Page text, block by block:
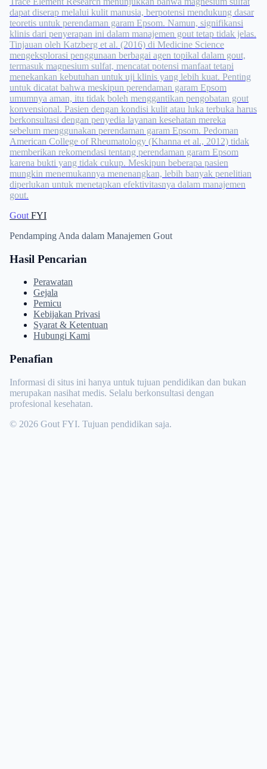
dapat diserap melalui kulit manusia, berpotensi mendukung dasar
teoretis untuk perendaman garam Epsom. Namun, signifikansi
klinis dari penyerapan ini dalam manajemen gout tetap tidak jelas.
Tinjauan oleh Katzberg et al. (2016) di Medicine Science
mengeksplorasi penggunaan berbagai agen topikal dalam gout,
termasuk magnesium sulfat, mencatat potensi manfaat tetapi
menekankan kebutuhan untuk uji klinis yang lebih kuat. Penting
untuk dicatat bahwa meskipun perendaman garam Epsom
umumnya aman, itu tidak boleh menggantikan pengobatan gout
konvensional. Pasien dengan kondisi kulit atau luka terbuka harus
berkonsultasi dengan penyedia layanan kesehatan mereka
sebelum menggunakan perendaman garam Epsom. Pedoman
American College of Rheumatology (Khanna et al., 2012) tidak
memberikan rekomendasi tentang perendaman garam Epsom
karena bukti yang tidak cukup. Meskipun beberapa pasien
mungkin menemukannya menenangkan, lebih banyak penelitian
diperlukan untuk menetapkan efektivitasnya dalam manajemen
gout.
Gout FYI
Pendamping Anda dalam Manajemen Gout
Hasil Pencarian
Perawatan
Gejala
Pemicu
Kebijakan Privasi
Syarat & Ketentuan
Hubungi Kami
Penafian
Informasi di situs ini hanya untuk tujuan pendidikan dan bukan
merupakan nasihat medis. Selalu berkonsultasi dengan
profesional kesehatan.
© 2026 Gout FYI. Tujuan pendidikan saja.